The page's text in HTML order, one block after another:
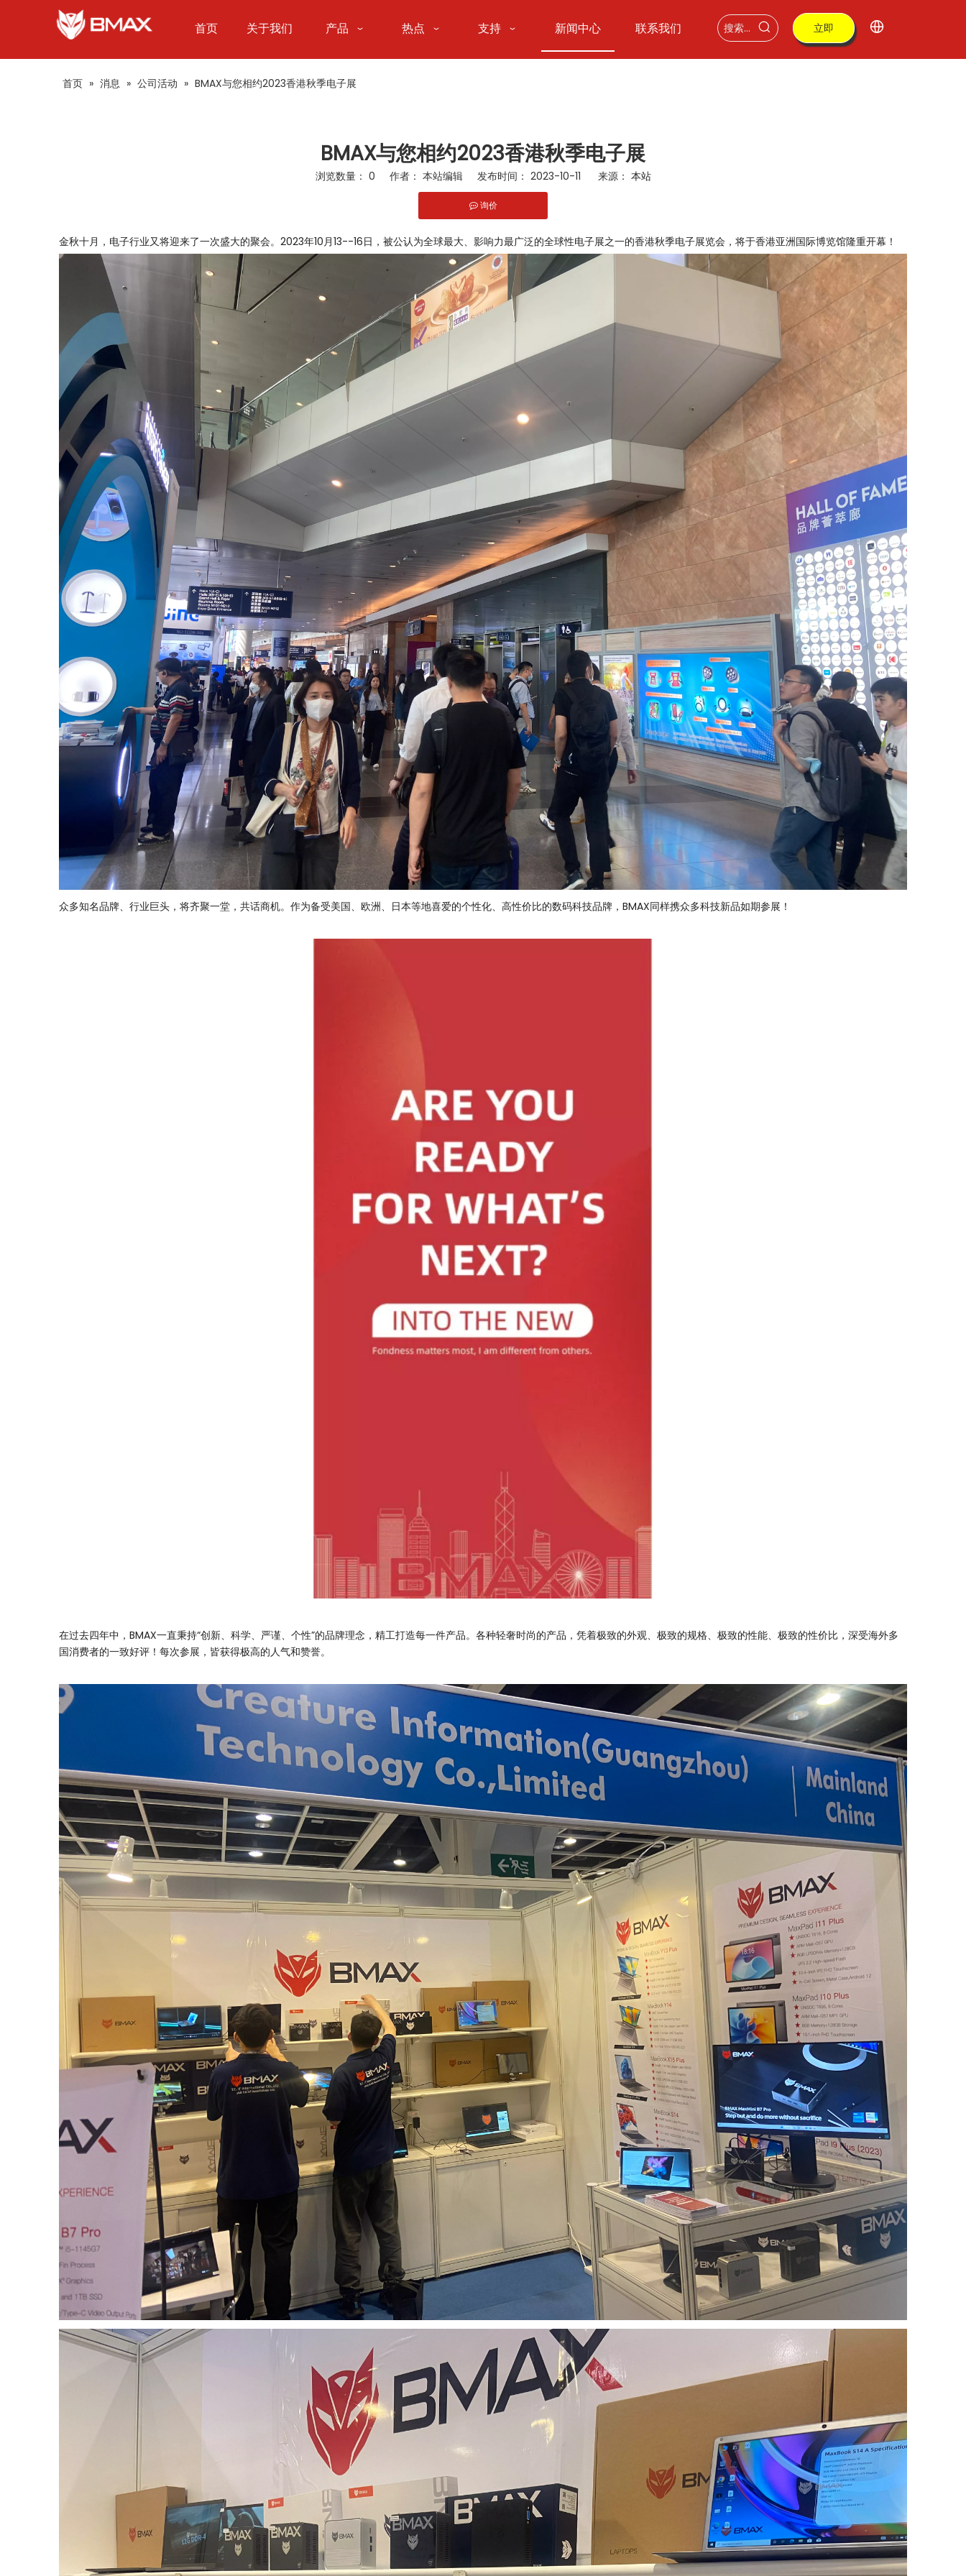
首页 关于我们 产品 热点 支持 新闻中心 联系我们
立即
购买
首页 » 消息 » 公司活动 » BMAX与您相约2023香港秋季电子展
BMAX与您相约2023香港秋季电子展
浏览数量： 0 作者： 本站编辑 发布时间： 2023-10-11 来源： 本站
询价
["facebook","twitter","line","wechat","linkedin","pinterest","whatsapp"]
金秋十月，电子行业又将迎来了一次盛大的聚会。2023年10月13--16日，被公认为全球最大、影响力最广泛的全球性电子展之一的香港秋季电子展览会，将于香港亚洲国际博览馆隆重开幕！
众多知名品牌、行业巨头，将齐聚一堂，共话商机。作为备受美国、欧洲、日本等地喜爱的个性化、高性价比的数码科技品牌，BMAX同样携众多科技新品如期参展！
在过去四年中，BMAX一直秉持“创新、科学、严谨、个性”的品牌理念，精工打造每一件产品。各种轻奢时尚的产品，凭着极致的外观、极致的规格、极致的性能、极致的性价比，深受海外多
国消费者的一致好评！每次参展，皆获得极高的人气和赞誉。